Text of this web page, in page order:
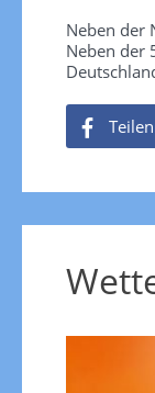
Neben der
Neben der
Teilen